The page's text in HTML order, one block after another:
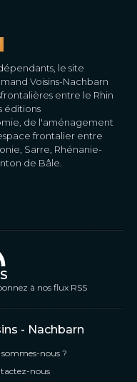
le site
Voisins-Nachbarn
entre le Rhin
éditions
de l'aménagement
frontalier entre
Sarre, Rhénanie-
de Bâle.
à nos flux RSS
- Nachbarn
nous ?
nous